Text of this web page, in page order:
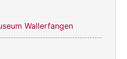
Wallerfangen